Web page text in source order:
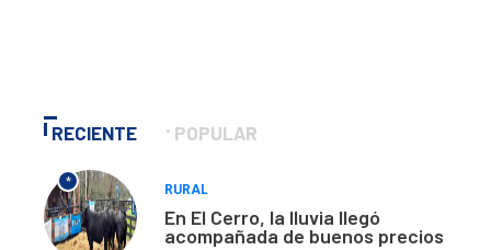
RECIENTE POPULAR
*
RURAL
En El Cerro, la lluvia llegó
acompañada de buenos precios